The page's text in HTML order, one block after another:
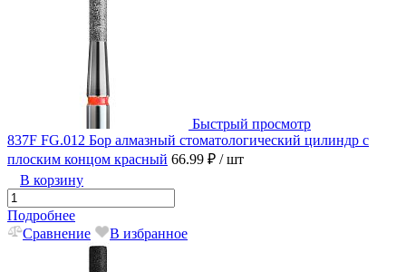
Быстрый просмотр
837F FG.012 Бор алмазный стоматологический цилиндр с
плоским концом красный 66.99 ₽ / шт
В корзину
Подробнее
Сравнение
В избранное